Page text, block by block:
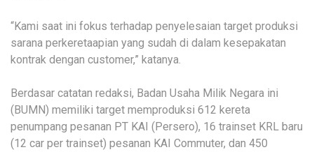
“Kami saat ini fokus terhadap penyelesaian target produksi
sarana perkeretaapian yang sudah di dalam kesepakatan
kontrak dengan customer,” katanya.
Berdasar catatan redaksi, Badan Usaha Milik Negara ini
(BUMN) memiliki target memproduksi 612 kereta
penumpang pesanan PT KAI (Persero), 16 trainset KRL baru
(12 car per trainset) pesanan KAI Commuter, dan 450